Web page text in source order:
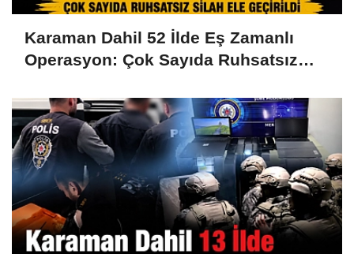
Karaman Dahil 52 İlde Eş Zamanlı
Operasyon: Çok Sayıda Ruhsatsız